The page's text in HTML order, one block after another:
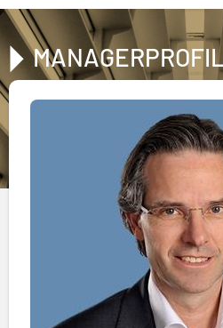
MANAGERPROFIL